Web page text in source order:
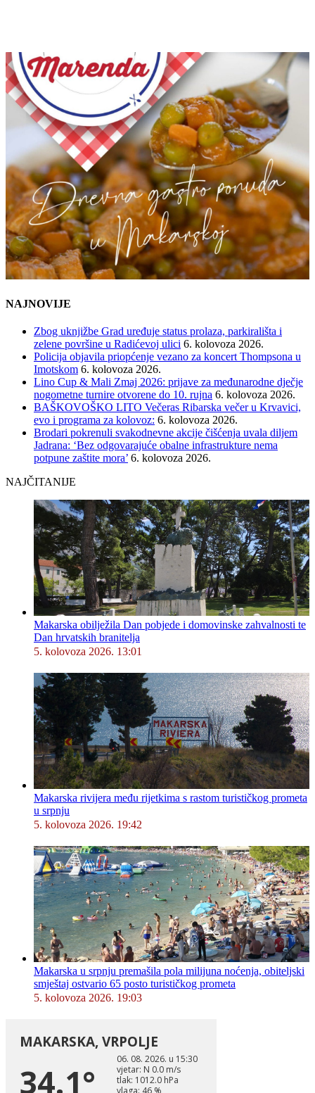
NAJNOVIJE
Zbog uknjižbe Grad uređuje status prolaza, parkirališta i
zelene površine u Radićevoj ulici 6. kolovoza 2026.
Policija objavila priopćenje vezano za koncert Thompsona u
Imotskom 6. kolovoza 2026.
Lino Cup & Mali Zmaj 2026: prijave za međunarodne dječje
nogometne turnire otvorene do 10. rujna 6. kolovoza 2026.
BAŠKOVOŠKO LITO Večeras Ribarska večer u Krvavici,
evo i programa za kolovoz: 6. kolovoza 2026.
Brodari pokrenuli svakodnevne akcije čišćenja uvala diljem
Jadrana: ‘Bez odgovarajuće obalne infrastrukture nema
potpune zaštite mora’ 6. kolovoza 2026.
NAJČITANIJE
Makarska obilježila Dan pobjede i domovinske zahvalnosti te
Dan hrvatskih branitelja
5. kolovoza 2026. 13:01
Makarska rivijera među rijetkima s rastom turističkog prometa
u srpnju
5. kolovoza 2026. 19:42
Makarska u srpnju premašila pola milijuna noćenja, obiteljski
smještaj ostvario 65 posto turističkog prometa
5. kolovoza 2026. 19:03